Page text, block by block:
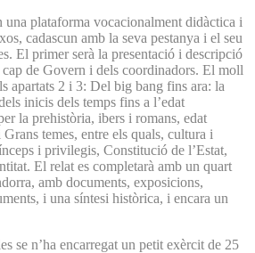
una plataforma vocacionalment didàctica i
cadascun amb la seva pestanya i el seu
El primer serà la presentació i descripció
de Govern i dels coordinadors. El moll
apartats 2 i 3: Del big bang fins ara: la
inicis dels temps fins a l’edat
la prehistòria, ibers i romans, edat
temes, entre els quals, cultura i
i privilegis, Constitució de l’Estat,
El relat es completarà amb un quart
amb documents, exposicions,
i una síntesi històrica, i encara un
se n’ha encarregat un petit exèrcit de 25